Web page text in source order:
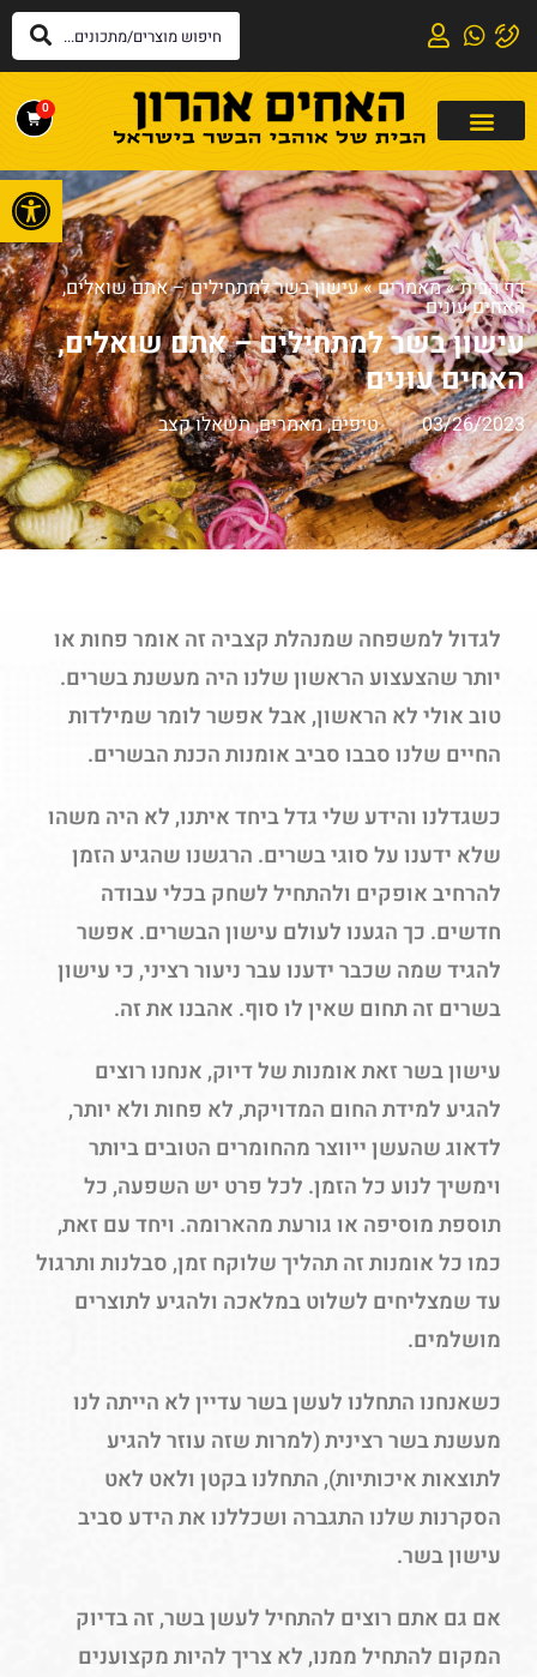
0
דף הבית»מאמרים»עישון בשר למתחילים – אתם שואלים,
האחים עונים
עישון בשר למתחילים – אתם שואלים,
האחים עונים
03/26/2023 טיפים,מאמרים,תשאלו קצב
לגדול למשפחה שמנהלת קצביה זה אומר פחות או
יותר שהצעצוע הראשון שלנו היה מעשנת בשרים.
טוב אולי לא הראשון, אבל אפשר לומר שמילדות
החיים שלנו סבבו סביב אומנות הכנת הבשרים.
כשגדלנו והידע שלי גדל ביחד איתנו, לא היה משהו
שלא ידענו על סוגי בשרים. הרגשנו שהגיע הזמן
להרחיב אופקים ולהתחיל לשחק בכלי עבודה
חדשים. כך הגענו לעולם עישון הבשרים. אפשר
להגיד שמה שכבר ידענו עבר ניעור רציני, כי עישון
בשרים זה תחום שאין לו סוף. אהבנו את זה.
עישון בשר זאת אומנות של דיוק, אנחנו רוצים
להגיע למידת החום המדויקת, לא פחות ולא יותר,
לדאוג שהעשן ייווצר מהחומרים הטובים ביותר
וימשיך לנוע כל הזמן. לכל פרט יש השפעה, כל
תוספת מוסיפה או גורעת מהארומה. ויחד עם זאת,
כמו כל אומנות זה תהליך שלוקח זמן, סבלנות ותרגול
עד שמצליחים לשלוט במלאכה ולהגיע לתוצרים
מושלמים.
כשאנחנו התחלנו לעשן בשר עדיין לא הייתה לנו
מעשנת בשר רצינית (למרות שזה עוזר להגיע
לתוצאות איכותיות), התחלנו בקטן ולאט לאט
הסקרנות שלנו התגברה ושכללנו את הידע סביב
עישון בשר.
אם גם אתם רוצים להתחיל לעשן בשר, זה בדיוק
המקום להתחיל ממנו, לא צריך להיות מקצוענים